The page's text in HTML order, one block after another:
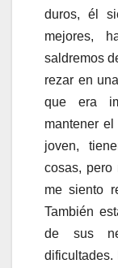
duros, él
mejores,
saldremos
rezar en
que era
mantener
joven,
cosas, pero
me siento
También
de sus
dificultades.